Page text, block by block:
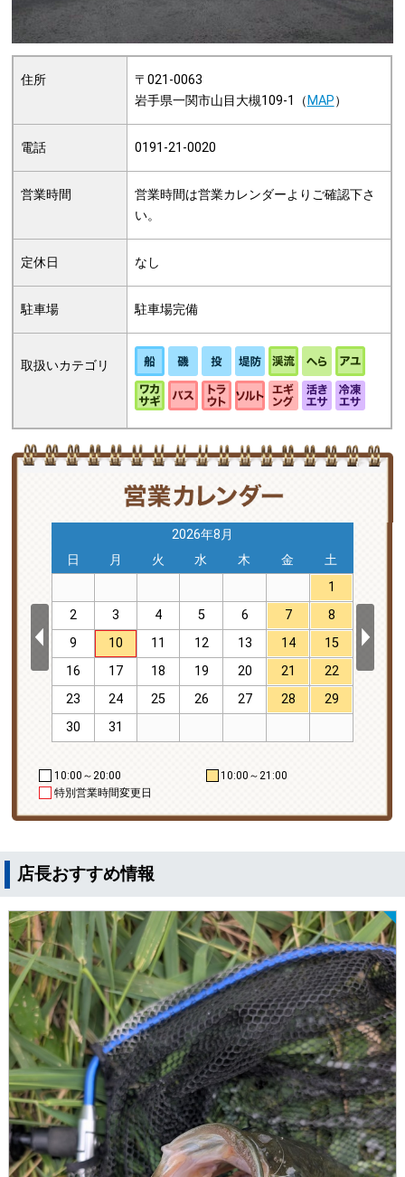
住所
〒021-0063
岩手県一関市山目大槻109-1（ MAP）
電話 0191-21-0020
営業時間
営業時間は営業カレンダーよりご確認下さ
い。
定休日 なし
駐車場 駐車場完備
取扱いカテゴリ
19
26
2026年8月
日
月 火 水 木 金
土
1
2
3 4 5 6 7
8
9
10 11 12 13 14
15
16
17 18 19 20 21
22
23
24 25 26 27 28
29
30
31
13
20
10:00～20:00
10:00～21:00
特別営業時間変更日
店長おすすめ情報